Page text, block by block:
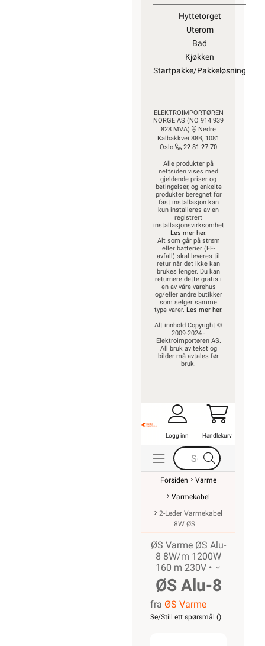
Hyttetorget
Uterom
Bad
Kjøkken
Startpakke/Pakkeløsning
ELEKTROIMPORTØREN
NORGE AS (NO 914 939
828 MVA)
Nedre
Kalbakkvei 88B, 1081
Oslo
22 81 27 70
Alle produkter på
nettsiden vises med
gjeldende priser og
betingelser, og enkelte
produkter beregnet for
fast installasjon kan
kun installeres av en
registrert
installasjonsvirksomhet.
Les mer her.
Alt som går på strøm
eller batterier (EE-
avfall) skal leveres til
retur når det ikke kan
brukes lenger. Du kan
returnere dette gratis i
en av våre varehus
og/eller andre butikker
som selger samme
type varer. Les mer her.
Alt innhold Copyright ©
2009-2024 -
Elektroimportøren AS.
All bruk av tekst og
bilder må avtales før
bruk.
Logg inn Handlekurv
Forsiden
Varme
Varmekabel
2-Leder Varmekabel
8W ØS
ØS Varme ØS Alu-
8 8W/m 1200W
160 m 230V •
ØS Alu-8
8W/m
fra ØS Varme
Se/Still ett spørsmål ()